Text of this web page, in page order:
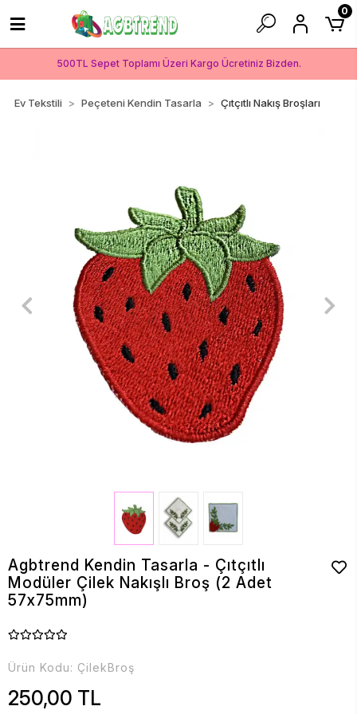
500TL Sepet Toplamı Üzeri Kargo Ücretiniz Bizden.
0
Ev Tekstili Peçeteni Kendin Tasarla Çıtçıtlı Nakış Broşları
Agbtrend Kendin Tasarla - Çıtçıtlı
Modüler Çilek Nakışlı Broş (2 Adet
57x75mm)
Ürün Kodu: ÇilekBroş
250,00 TL